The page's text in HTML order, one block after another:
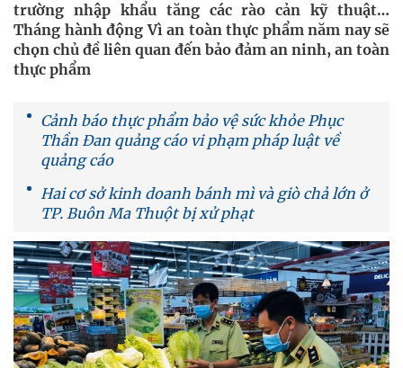
trường nhập khẩu tăng các rào cản kỹ thuật…
Tháng hành động Vì an toàn thực phẩm năm nay sẽ
chọn chủ đề liên quan đến bảo đảm an ninh, an toàn
thực phẩm
Cảnh báo thực phẩm bảo vệ sức khỏe Phục
Thần Đan quảng cáo vi phạm pháp luật về
quảng cáo
Hai cơ sở kinh doanh bánh mì và giò chả lớn ở
TP. Buôn Ma Thuột bị xử phạt